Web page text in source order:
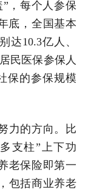
，每个人参保
底，全国基本
达10.3亿人、
民医保参保人
保的参保规模
力的方向。比
支柱”上下功
老保险即第一
包括商业养老